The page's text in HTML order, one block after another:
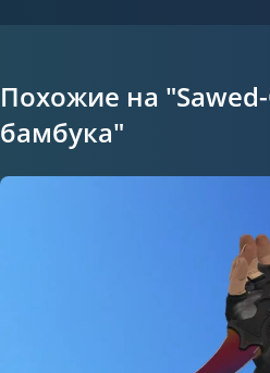
Похожие на
бамбука"